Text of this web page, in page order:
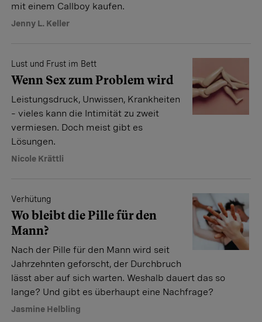
mit einem Callboy kaufen.
Jenny L. Keller
Lust und Frust im Bett
Wenn Sex zum Problem wird
Leistungsdruck, Unwissen, Krankheiten
– vieles kann die Intimität zu zweit
vermiesen. Doch meist gibt es
Lösungen.
Nicole Krättli
Verhütung
Wo bleibt die Pille für den
Mann?
Nach der Pille für den Mann wird seit
Jahrzehnten geforscht, der Durchbruch
lässt aber auf sich warten. Weshalb dauert das so
lange? Und gibt es überhaupt eine Nachfrage?
Jasmine Helbling